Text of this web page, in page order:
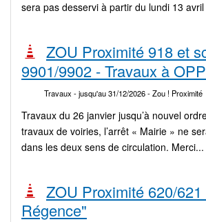
sera pas desservi à partir du lundi 13 avril
ZOU Proximité 918 et
9901/9902 - Travaux à
Travaux - jusqu'au 31/12/2026- Zou ! Proximité
Travaux du 26 janvier jusqu’à nouvel
travaux de voiries, l’arrêt « Mairie » ne
dans les deux sens de circulation. Merci...
ZOU Proximité 620/
Régence"